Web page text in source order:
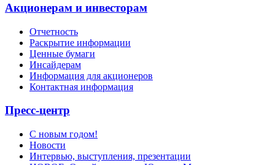
Акционерам и инвесторам
Отчетность
Раскрытие информации
Ценные бумаги
Инсайдерам
Информация для акционеров
Контактная информация
Пресс-центр
С новым годом!
Новости
Интервью, выступления, презентации